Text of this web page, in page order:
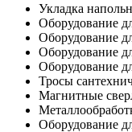
Укладка
Оборудование
Оборудование
Оборудование
Оборудование
Тросы
Магнитные
Оборудование